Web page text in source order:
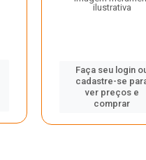
ilustrativa
Faça seu login
cadastre-se
ver preços e
comprar